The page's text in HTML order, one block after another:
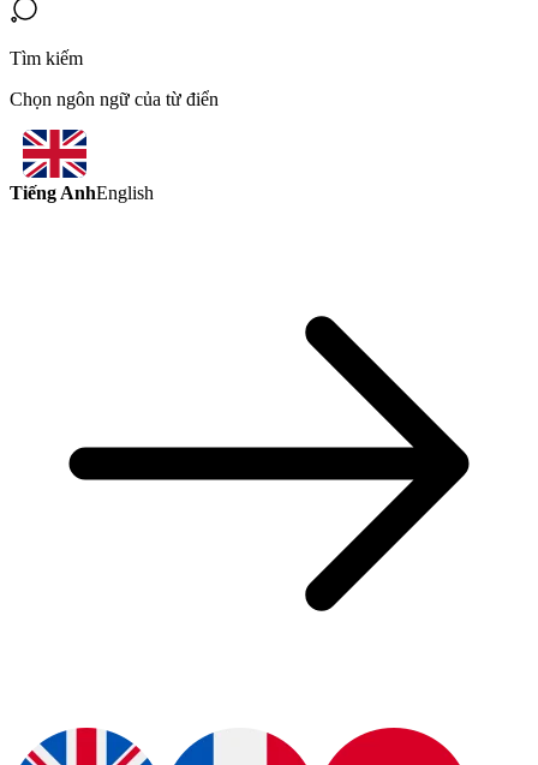
Tìm kiếm
Chọn ngôn ngữ của từ điển
Tiếng AnhEnglish